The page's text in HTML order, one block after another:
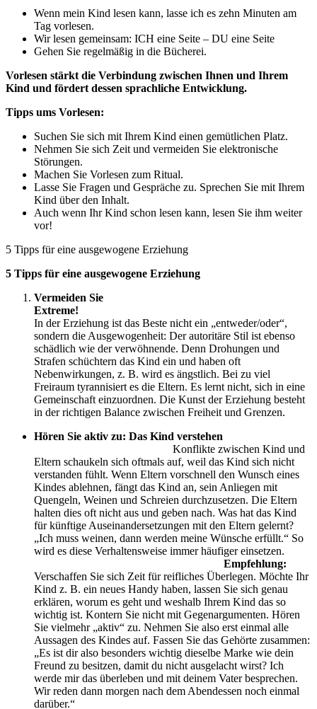
Wenn mein Kind lesen kann, lasse ich es zehn Minuten am
Tag vorlesen.
Wir lesen gemeinsam: ICH eine Seite – DU eine Seite
Gehen Sie regelmäßig in die Bücherei.
Vorlesen stärkt die Verbindung zwischen Ihnen und Ihrem
Kind und fördert dessen sprachliche Entwicklung.
Tipps ums Vorlesen:
Suchen Sie sich mit Ihrem Kind einen gemütlichen Platz.
Nehmen Sie sich Zeit und vermeiden Sie elektronische
Störungen.
Machen Sie Vorlesen zum Ritual.
Lasse Sie Fragen und Gespräche zu. Sprechen Sie mit Ihrem
Kind über den Inhalt.
Auch wenn Ihr Kind schon lesen kann, lesen Sie ihm weiter
vor!
5 Tipps für eine ausgewogene Erziehung
5 Tipps für eine ausgewogene Erziehung
Vermeiden Sie
In der Erziehung ist das Beste nicht ein „entweder/oder“,
sondern die Ausgewogenheit: Der autoritäre Stil ist ebenso
schädlich wie der verwöhnende. Denn Drohungen und
Strafen schüchtern das Kind ein und haben oft
Nebenwirkungen, z. B. wird es ängstlich. Bei zu viel
Freiraum tyrannisiert es die Eltern. Es lernt nicht, sich in eine
Gemeinschaft einzuordnen. Die Kunst der Erziehung besteht
in der richtigen Balance zwischen Freiheit und Grenzen.
Hören Sie aktiv zu: Das Kind verstehen
Konflikte zwischen Kind und
Eltern schaukeln sich oftmals auf, weil das Kind sich nicht
verstanden fühlt. Wenn Eltern vorschnell den Wunsch eines
Kindes ablehnen, fängt das Kind an, sein Anliegen mit
Quengeln, Weinen und Schreien durchzusetzen. Die Eltern
halten dies oft nicht aus und geben nach. Was hat das Kind
für künftige Auseinandersetzungen mit den Eltern gelernt?
„Ich muss weinen, dann werden meine Wünsche erfüllt.“ So
wird es diese Verhaltensweise immer häufiger einsetzen.
Empfehlung:
Verschaffen Sie sich Zeit für reifliches Überlegen. Möchte Ihr
Kind z. B. ein neues Handy haben, lassen Sie sich genau
erklären, worum es geht und weshalb Ihrem Kind das so
wichtig ist. Kontern Sie nicht mit Gegenargumenten. Hören
Sie vielmehr „aktiv“ zu. Nehmen Sie also erst einmal alle
Aussagen des Kindes auf. Fassen Sie das Gehörte zusammen:
„Es ist dir also besonders wichtig dieselbe Marke wie dein
Freund zu besitzen, damit du nicht ausgelacht wirst? Ich
werde mir das überleben und mit deinem Vater besprechen.
Wir reden dann morgen nach dem Abendessen noch einmal
darüber.“